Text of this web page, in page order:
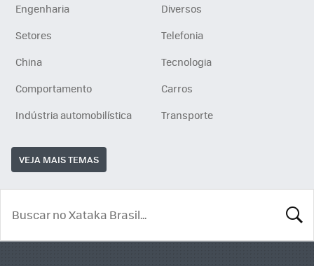
Engenharia
Diversos
Setores
Telefonia
China
Tecnologia
Comportamento
Carros
Indústria automobilística
Transporte
VEJA MAIS TEMAS